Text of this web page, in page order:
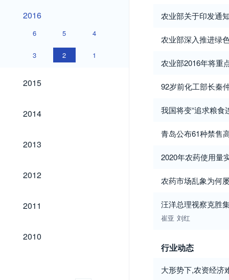
2016
2016
6 5 4
3 2 1
2015
2015
2014
2014
2013
2013
2012
2012
2011
2011
2010
2010
农业部关于印发通
农业部深入推进绿
农业部2016年将重
92岁前化工部长秦
我国将变“追求粮食
青岛公布61种禁售
2020年农药使用量
农药市场乱象为何
汪洋总理视察克胜
崔亚 刘红
行业动态
大形势下,农资经济